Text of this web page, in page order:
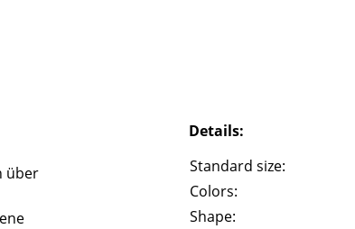
über
Details:
Standard size:
Colors:
Shape: